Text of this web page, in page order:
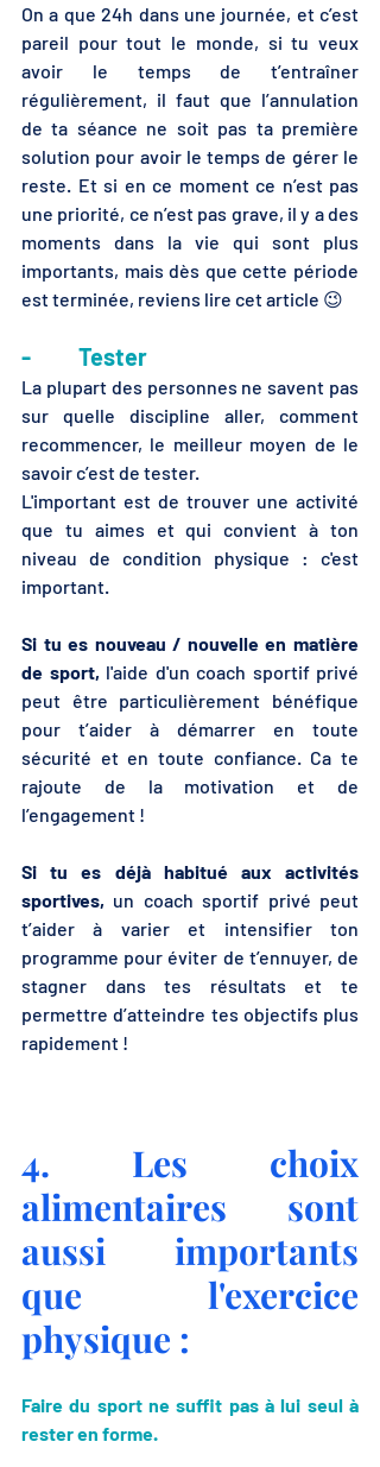
On a que 24h dans une journée, et c’est
pareil pour tout le monde, si tu veux
avoir le temps de t’entraîner
régulièrement, il faut que l’annulation
de ta séance ne soit pas ta première
solution pour avoir le temps de gérer le
reste. Et si en ce moment ce n’est pas
une priorité, ce n’est pas grave, il y a des
moments dans la vie qui sont plus
importants, mais dès que cette période
est terminée, reviens lire cet article 😉
-          Tester
La plupart des personnes ne savent pas
sur quelle discipline aller, comment
recommencer, le meilleur moyen de le
savoir c’est de tester.
L'important est de trouver une activité
que tu aimes et qui convient à ton
niveau de condition physique : c'est
important.
Si tu es nouveau / nouvelle en matière
de sport, l'aide d'un coach sportif privé
peut être particulièrement bénéfique
pour t’aider à démarrer en toute
sécurité et en toute confiance. Ca te
rajoute de la motivation et de
l’engagement !
Si tu es déjà habitué aux activités
sportives, un coach sportif privé peut
t’aider à varier et intensifier ton
programme pour éviter de t’ennuyer, de
stagner dans tes résultats et te
permettre d’atteindre tes objectifs plus
rapidement !
4. Les choix
alimentaires sont
aussi importants
que l'exercice
physique :
Faire du sport ne suffit pas à lui seul à
rester en forme.